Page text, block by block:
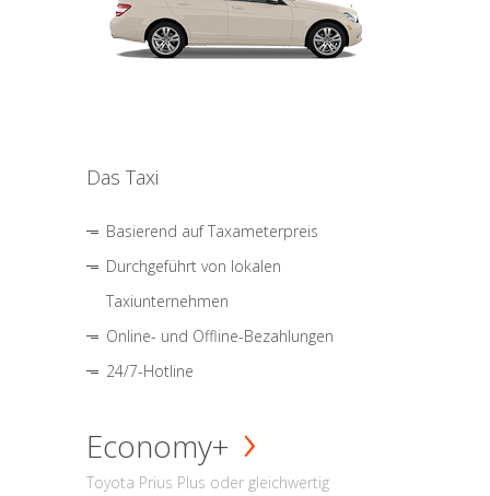
Das Taxi
Basierend auf Taxameterpreis
Durchgeführt von lokalen
Taxiunternehmen
Online- und Offline-Bezahlungen
24/7-Hotline
Economy+
Toyota Prius Plus oder gleichwertig